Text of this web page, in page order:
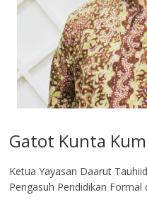
Gatot Kunta
Ketua Yayasan Daarut
Pengasuh Pendidikan Formal